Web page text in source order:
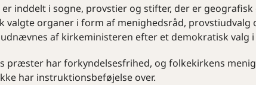
inddelt i sogne, provstier og stifter, der er
valgte organer i form af menighedsråd, provstiudvalg
af kirkeministeren efter et demokratisk valg
præster har forkyndelsesfrihed, og folkekirkens
har instruktionsbeføjelse over.